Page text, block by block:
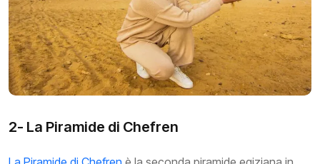
2- La Piramide di Chefren